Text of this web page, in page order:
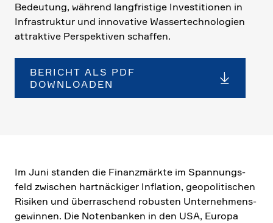
Bedeu­tung, während langfri­stige Investi­tionen in
Infra­struktur und innova­tive Wasser­tech­no­lo­gien
attrak­tive Perspek­tiven schaffen.
BERICHT ALS PDF
DOWNLOADEN
Im Juni standen die Finanz­märkte im Spannungs­
feld zwischen hartnäckiger Infla­tion, geopo­li­ti­schen
Risiken und überra­schend robusten Unter­neh­mens­
ge­winnen. Die Noten­banken in den USA, Europa